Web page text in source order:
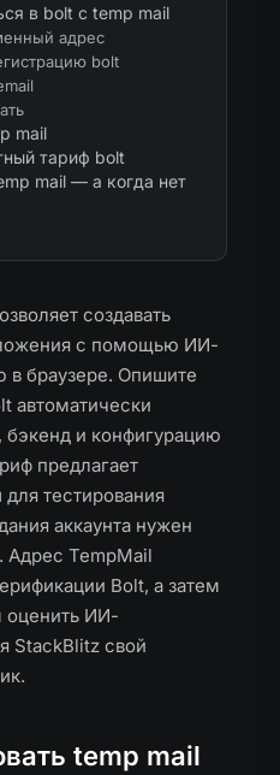
в bolt с temp mail
адрес
bolt
mail
тариф bolt
mail — а когда нет
создавать
с помощью ИИ-
браузере. Опишите
автоматически
бэкенд и конфигурацию
предлагает
тестирования
аккаунта нужен
Адрес TempMail
Bolt, а затем
оценить ИИ-
StackBlitz свой
temp mail